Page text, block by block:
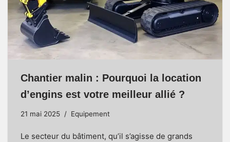
Chantier malin : Pourquoi la location
d’engins est votre meilleur allié ?
21 mai 2025 Equipement
Le secteur du bâtiment, qu’il s’agisse de grands